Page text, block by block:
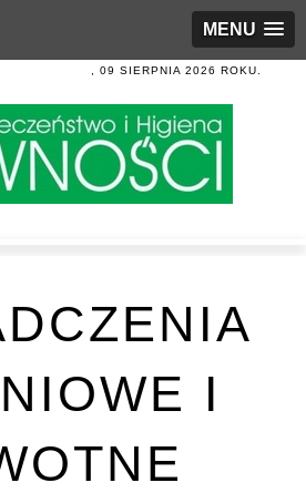
MENU
, 09 SIERPNIA 2026 ROKU.
I